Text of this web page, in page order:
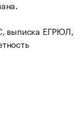
выписка ЕГРЮЛ,